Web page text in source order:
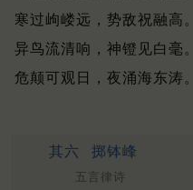
寒过岣嵝远，势敌祝融高。
异鸟流清响，神镫见白毫。
危颠可观日，夜涌海东涛。
其六 掷钵峰
五言律诗